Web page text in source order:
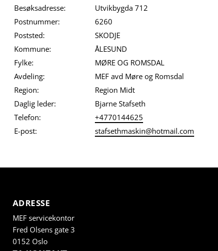
Besøksadresse:
Utvikbygda 712
Postnummer:
6260
Poststed:
SKODJE
Kommune:
ÅLESUND
Fylke:
MØRE OG ROMSDAL
Avdeling:
MEF avd Møre og Romsdal
Region:
Region Midt
Daglig leder:
Bjarne Stafseth
Telefon:
+4770144625
E-post:
stafsethmaskin@hotmail.com
ADRESSE
MEF servicekontor
Fred Olsens gate 3
0152 Oslo